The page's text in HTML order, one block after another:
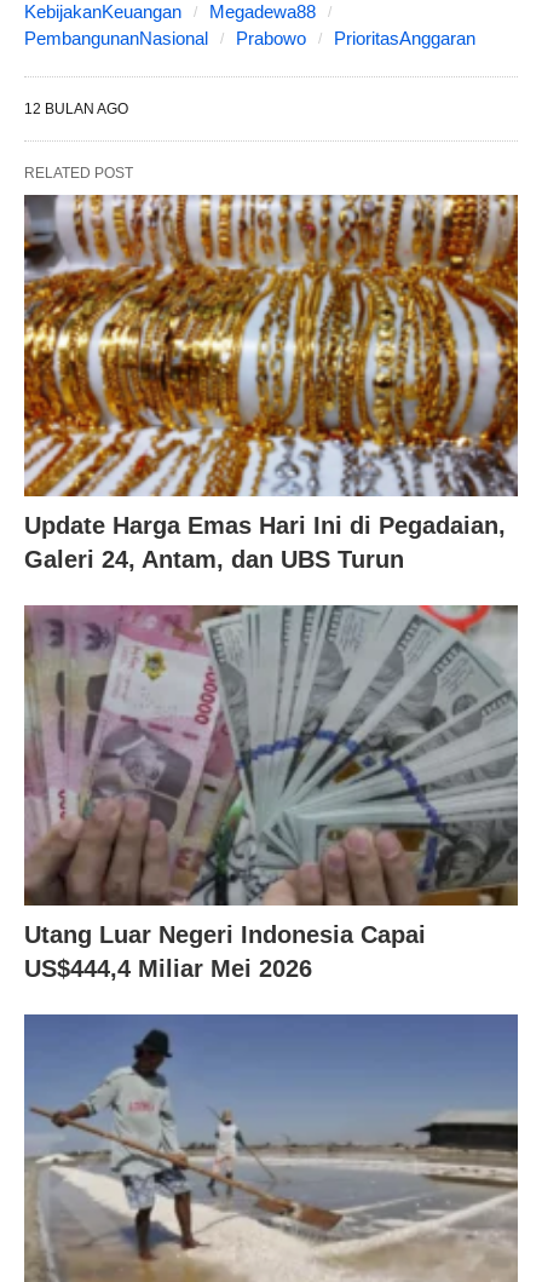
KebijakanKeuangan
Megadewa88
PembangunanNasional
Prabowo PrioritasAnggaran
12 BULAN AGO
RELATED POST
Update Harga Emas Hari Ini di Pegadaian,
Galeri 24, Antam, dan UBS Turun
Utang Luar Negeri Indonesia Capai
US$444,4 Miliar Mei 2026